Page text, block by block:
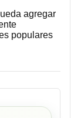
agregar
populares